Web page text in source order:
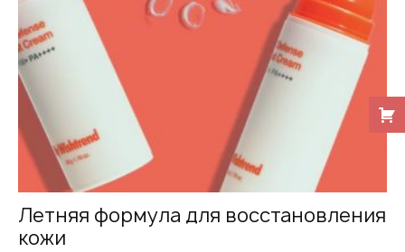
Летняя формула для восстановления
кожи